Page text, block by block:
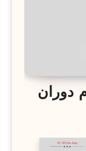
دوران